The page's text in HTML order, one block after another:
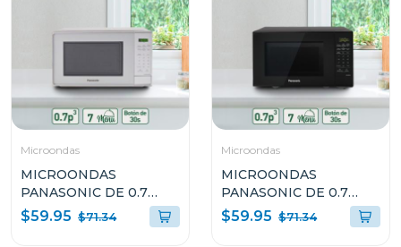
Microondas
MICROONDAS
PANASONIC DE 0.7
CUFT COLOR GRIS
700W NNSB25JMRUH
$59.95 $71.34
Microondas
MICROONDAS
PANASONIC DE 0.7
CUFT COLOR NEGRO
700W NNSB25JBRUH
$59.95 $71.34